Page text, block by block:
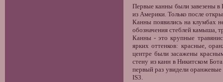
Первые канны были завезены в
из Америки. Только после
Канны появились на клумбах
обозначения стеблей камыша,
Канны - это крупные
ярких оттенков: красные,
центре были засажены
стену из канн в Никитском
первый раз увиделиоранжевые
IS3.